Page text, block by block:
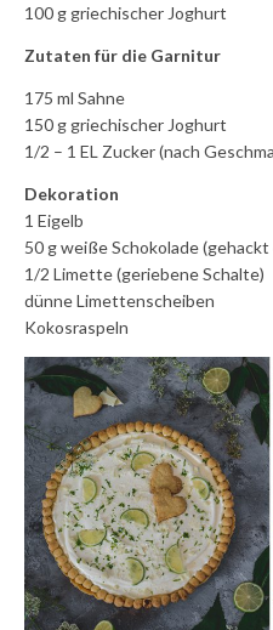
100 g griechischer Joghurt
Zutaten für die Garnitur
175 ml Sahne
150 g griechischer Joghurt
1/2 – 1 EL Zucker (nach
Dekoration
1 Eigelb
50 g weiße Schokolade
1/2 Limette (geriebene Schalte)
dünne Limettenscheiben
Kokosraspeln